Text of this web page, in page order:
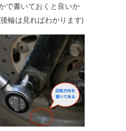
で書いておくと良いか
輪は見ればわかります)